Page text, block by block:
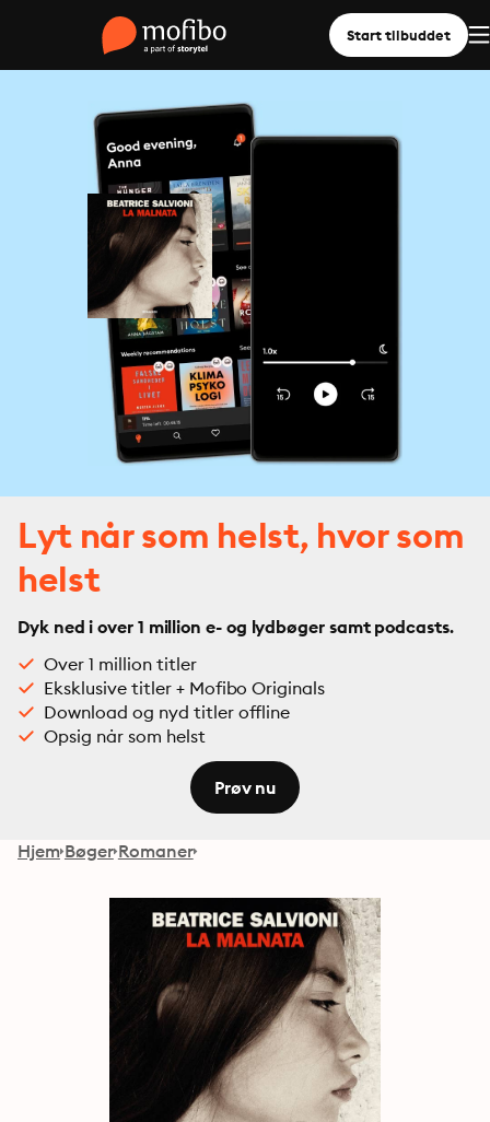
Start tilbuddet
Lyt når som helst, hvor som
helst
Dyk ned i over 1 million e- og lydbøger samt podcasts.
Over 1 million titler
Eksklusive titler + Mofibo Originals
Download og nyd titler offline
Opsig når som helst
Prøv nu
Hjem Bøger Romaner